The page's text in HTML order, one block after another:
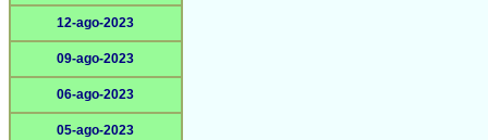
12-ago-2023
09-ago-2023
06-ago-2023
05-ago-2023